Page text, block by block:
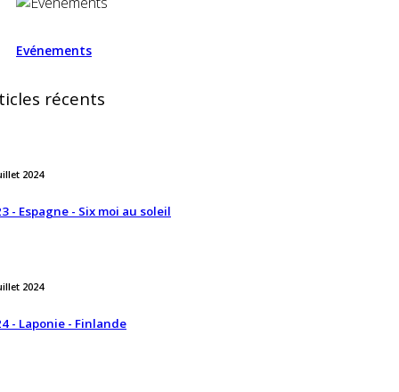
Evénements
récents
2024
- Espagne - Six moi au soleil
2024
- Laponie - Finlande